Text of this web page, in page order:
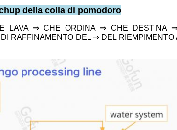
della colla di pomodoro
LAVA ⇒ CHE ORDINA ⇒ CHE DESTINA
RAFFINAMENTO DEL ⇒ DEL